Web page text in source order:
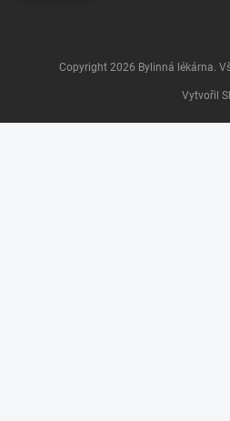
Vytvořil
Copyright 2026 Bylinná lékárna.